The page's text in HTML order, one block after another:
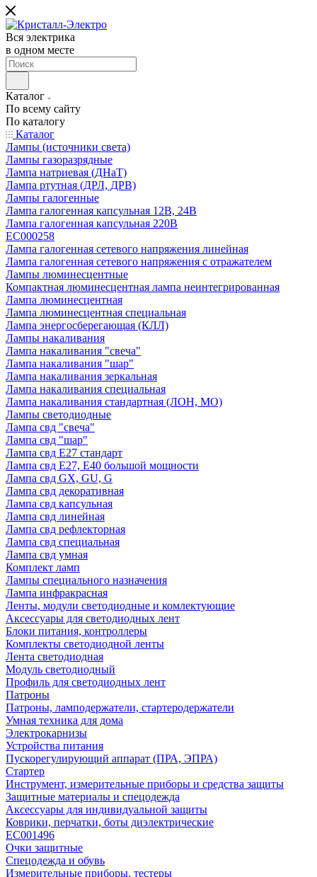
Вся электрика
в одном месте
Каталог
По всему сайту
По каталогу
Каталог
Лампы (источники света)
Лампы газоразрядные
Лампа натриевая (ДНаТ)
Лампа ртутная (ДРЛ, ДРВ)
Лампы галогенные
Лампа галогенная капсульная 12В, 24В
Лампа галогенная капсульная 220В
EC000258
Лампа галогенная сетевого напряжения линейная
Лампа галогенная сетевого напряжения с отражателем
Лампы люминесцентные
Компактная люминесцентная лампа неинтегрированная
Лампа люминесцентная
Лампа люминесцентная специальная
Лампа энергосберегающая (КЛЛ)
Лампы накаливания
Лампа накаливания "свеча"
Лампа накаливания "шар"
Лампа накаливания зеркальная
Лампа накаливания специальная
Лампа накаливания стандартная (ЛОН, МО)
Лампы светодиодные
Лампа свд "свеча"
Лампа свд "шар"
Лампа свд E27 стандарт
Лампа свд E27, Е40 большой мощности
Лампа свд GX, GU, G
Лампа свд декоративная
Лампа свд капсульная
Лампа свд линейная
Лампа свд рефлекторная
Лампа свд специальная
Лампа свд умная
Комплект ламп
Лампы специального назначения
Лампа инфракрасная
Ленты, модули светодиодные и комлектующие
Аксессуары для светодиодных лент
Блоки питания, контроллеры
Комплекты светодиодной ленты
Лента светодиодная
Модуль светодиодный
Профиль для светодиодных лент
Патроны
Патроны, ламподержатели, стартеродержатели
Умная техника для дома
Электрокарнизы
Устройства питания
Пускорегулирующий аппарат (ПРА, ЭПРА)
Стартер
Инструмент, измерительные приборы и средства защиты
Защитные материалы и спецодежда
Аксессуары для индивидуальной защиты
Коврики, перчатки, боты диэлектрические
EC001496
Очки защитные
Спецодежда и обувь
Измерительные приборы, тестеры